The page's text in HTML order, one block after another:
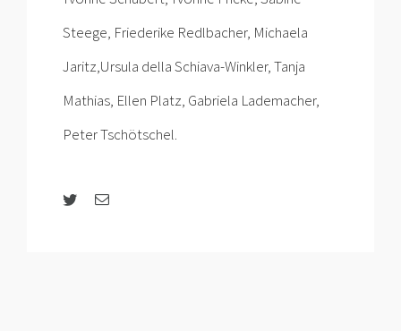
Steege, Friederike Redlbacher, Michaela
Jaritz,Ursula della Schiava-Winkler, Tanja
Mathias, Ellen Platz, Gabriela Lademacher,
Peter Tschötschel.